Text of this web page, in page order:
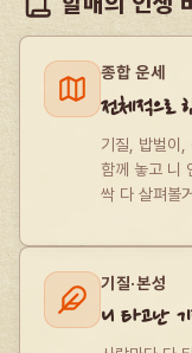
종합 운세
전체적으로
기질, 밥벌이,
함께 놓고 니
싹 다 살펴볼
기질·본성
니 타고난